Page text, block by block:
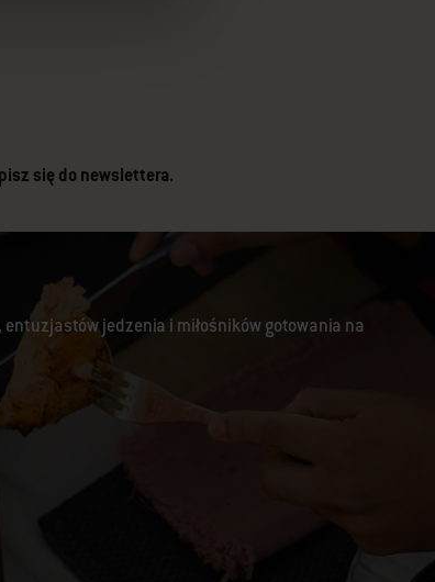
się do newslettera.
jedzenia i miłośników gotowania na